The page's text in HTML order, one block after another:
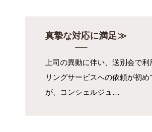
真摯な対応に満足
上司の異動に伴い、送別会で
リングサービスへの依頼が初
が、コンシェルジュ…